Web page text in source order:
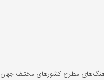
مطرح کشورهای مختلف جهان